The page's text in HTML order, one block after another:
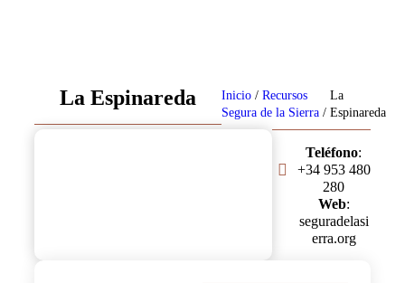
La Espinareda Inicio /Recursos
Segura de la Sierra /
La
Espinareda
Teléfono:
+34 953 480
280
Web:
seguradelasi
erra.org